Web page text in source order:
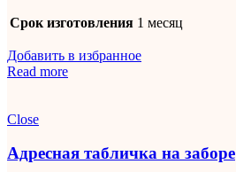
Срок изготовления 1 месяц
Добавить в избранное
Read more
Close
Адресная табличка на заборе